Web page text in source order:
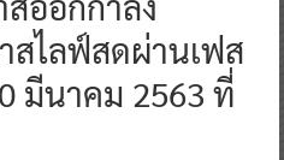
สไลฟ์สดผ่านเฟส
มีนาคม 2563 ที่